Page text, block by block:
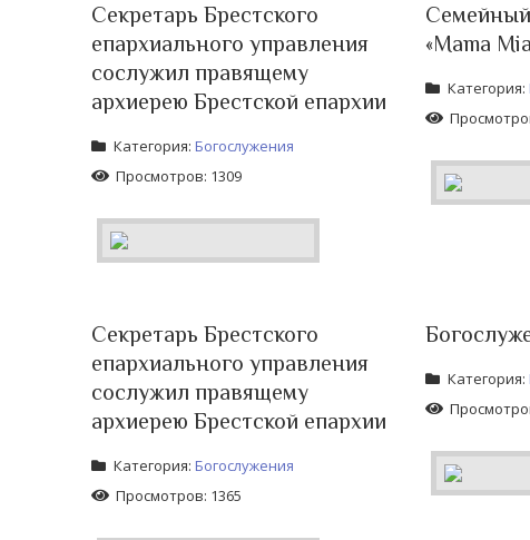
Секретарь Брестского
епархиального управления
сослужил правящему
архиерею Брестской епархии
Категория: Богослужения
Просмотров: 1309
«Mama
Категория:
Секретарь Брестского
епархиального управления
сослужил правящему
архиерею Брестской епархии
Категория: Богослужения
Просмотров: 1365
Категория: